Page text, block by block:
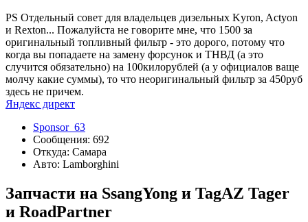
PS Отдельный совет для владельцев дизельных Kyron, Actyon
и Rexton... Пожалуйста не говорите мне, что 1500 за
оригинальный топливный фильтр - это дорого, потому что
когда вы попадаете на замену форсунок и ТНВД (а это
случится обязательно) на 100килорублей (а у официалов ваще
молчу какие суммы), то что неоригинальный фильтр за 450руб
здесь не причем.
Яндекс директ
Sponsor_63
Сообщения: 692
Откуда: Самара
Авто: Lamborghini
Запчасти на SsangYong и TagAZ Tager
и RoadPartner